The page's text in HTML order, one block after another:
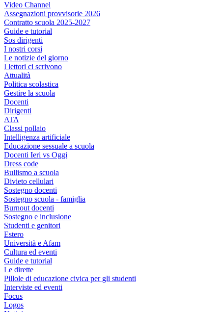
Video Channel
Assegnazioni provvisorie 2026
Contratto scuola 2025-2027
Guide e tutorial
Sos dirigenti
I nostri corsi
Le notizie del giorno
I lettori ci scrivono
Attualità
Politica scolastica
Gestire la scuola
Docenti
Dirigenti
ATA
Classi pollaio
Intelligenza artificiale
Educazione sessuale a scuola
Docenti Ieri vs Oggi
Dress code
Bullismo a scuola
Divieto cellulari
Sostegno docenti
Sostegno scuola - famiglia
Burnout docenti
Sostegno e inclusione
Studenti e genitori
Estero
Università e Afam
Cultura ed eventi
Guide e tutorial
Le dirette
Pillole di educazione civica per gli studenti
Interviste ed eventi
Focus
Logos